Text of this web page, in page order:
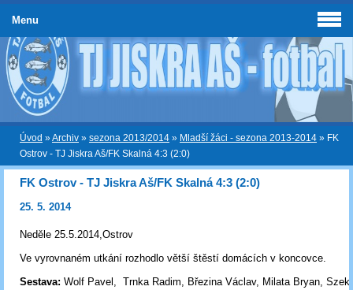
Úvod »Archiv » sezona 2013/2014 » Mladší žáci - sezona 2013-2014 » FK
Ostrov - TJ Jiskra Aš/FK Skalná 4:3 (2:0)
FK Ostrov - TJ Jiskra Aš/FK Skalná 4:3 (2:0)
25. 5. 2014
Neděle 25.5.2014,Ostrov
Ve vyrovnaném utkání rozhodlo větší štěstí domácích v koncovce.
Sestava: Wolf Pavel, Trnka Radim, Březina Václav, Milata Bryan,
Menu